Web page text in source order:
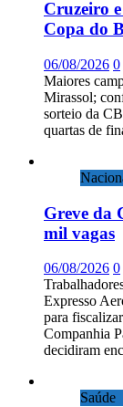
Cruzeiro
Copa do
06/08/2026 0
Maiores
Mirassol;
sorteio da
quartas de
Greve da
mil vagas
06/08/2026 0
Expresso
para
Companhia
decidiram
Saúde